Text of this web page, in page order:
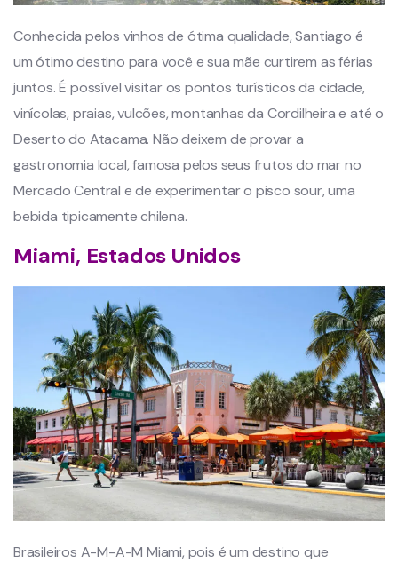
Conhecida pelos vinhos de ótima qualidade, Santiago é
um ótimo destino para você e sua mãe curtirem as férias
juntos. É possível visitar os pontos turísticos da cidade,
vinícolas, praias, vulcões, montanhas da Cordilheira e até o
Deserto do Atacama. Não deixem de provar a
gastronomia local, famosa pelos seus frutos do mar no
Mercado Central e de experimentar o pisco sour, uma
bebida tipicamente chilena.
Miami, Estados Unidos
Brasileiros A-M-A-M Miami, pois é um destino que